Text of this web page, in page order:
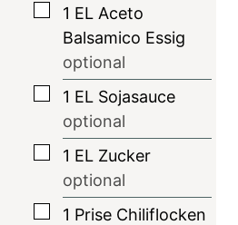
▢
1 EL Aceto
Balsamico Essig
optional
▢
1 EL Sojasauce
optional
▢
1 EL Zucker
optional
▢
1 Prise Chiliflocken